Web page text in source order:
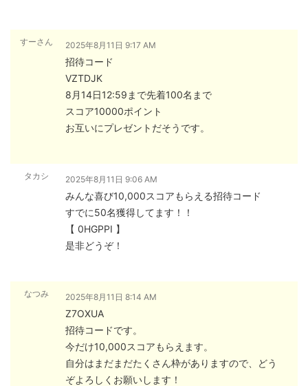
すーさん 2025年8月11日 9:17 AM
招待コード
VZTDJK
8月14日12:59まで先着100名まで
スコア10000ポイント
お互いにプレゼントだそうです。
タカシ 2025年8月11日 9:06 AM
みんな喜び10,000スコアもらえる招待コード
すでに50名獲得してます！！
【 0HGPPI 】
是非どうぞ！
なつみ 2025年8月11日 8:14 AM
Z7OXUA
招待コードです。
今だけ10,000スコアもらえます。
自分はまだまだたくさん枠がありますので、どう
ぞよろしくお願いします！